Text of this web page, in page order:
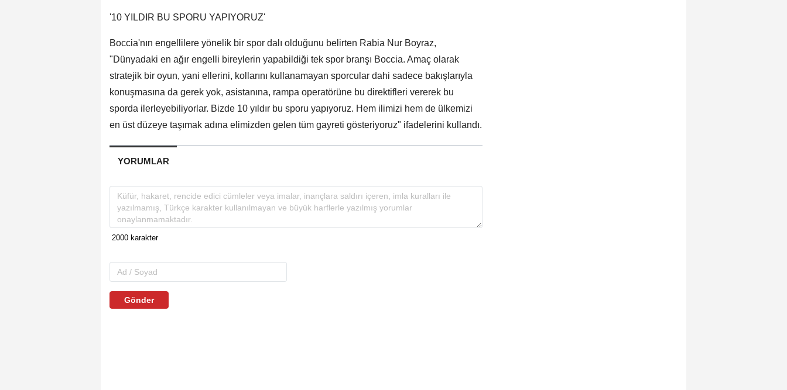
'10 YILDIR BU SPORU YAPIYORUZ'
Boccia'nın engellilere yönelik bir spor dalı olduğunu belirten Rabia Nur Boyraz,
"Dünyadaki en ağır engelli bireylerin yapabildiği tek spor branşı Boccia. Amaç olarak
stratejik bir oyun, yani ellerini, kollarını kullanamayan sporcular dahi sadece bakışlarıyla
konuşmasına da gerek yok, asistanına, rampa operatörüne bu direktifleri vererek bu
sporda ilerleyebiliyorlar. Bizde 10 yıldır bu sporu yapıyoruz. Hem ilimizi hem de ülkemizi
en üst düzeye taşımak adına elimizden gelen tüm gayreti gösteriyoruz" ifadelerini kullandı.
YORUMLAR
Gönder